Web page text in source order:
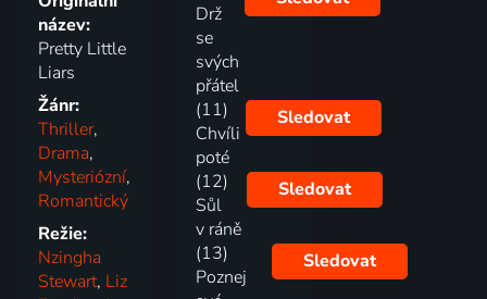
název:
Pretty Little
Liars
Žánr:
Thriller,
Drama,
Mysteriózní,
Romantický
Režie:
Nzingha
Stewart, Liz
Drž
se
svých
přátel
(11)
Chvíli
poté
Sledovat
(12)
Sůl
v ráně
Sledovat
(13)
Poznej
Sledovat